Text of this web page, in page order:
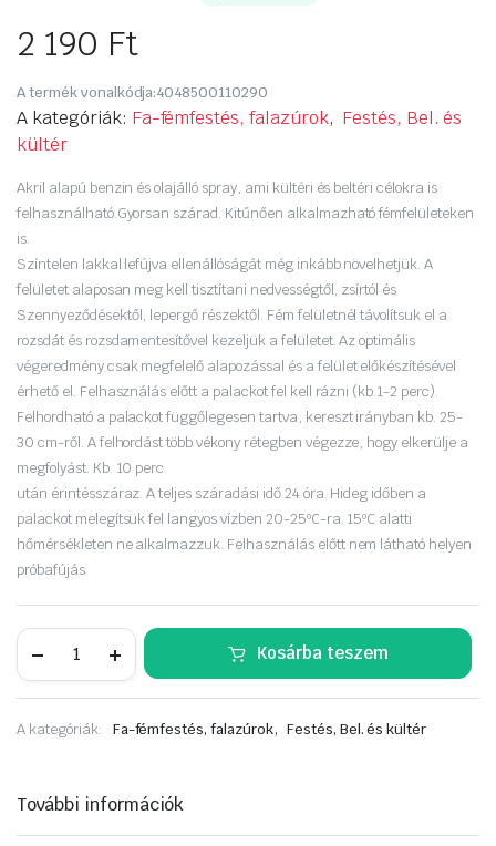
2 190 Ft
A termék vonalkódja:4048500110290
A kategóriák: Fa-fémfestés, falazúrok, Festés, Bel. és
kültér
Akril alapú benzin és olajálló spray, ami kültéri és beltéri célokra is
felhasználható.Gyorsan szárad. Kitűnően alkalmazható fémfelületeken
is.
Színtelen lakkal lefújva ellenállóságát még inkább növelhetjük. A
felületet alaposan meg kell tisztítani nedvességtől, zsírtól és
Szennyeződésektől, lepergő részektől. Fém felületnél távolítsuk el a
rozsdát és rozsdamentesítővel kezeljük a felületet. Az optimális
végeredmény csak megfelelő alapozással és a felület előkészítésével
érhető el. Felhasználás előtt a palackot fel kell rázni (kb.1-2 perc).
Felhordható a palackot függőlegesen tartva, kereszt irányban kb. 25-
30 cm-ről. A felhordást több vékony rétegben végezze, hogy elkerülje a
megfolyást. Kb. 10 perc
után érintésszáraz. A teljes száradási idő 24 óra. Hideg időben a
palackot melegítsük fel langyos vízben 20-25ºC-ra. 15ºC alatti
hőmérsékleten ne alkalmazzuk. Felhasználás előtt nem látható helyen
próbafújás
Color
nevén:
WELL)
8017
Kosárba teszem
A kategóriák: Fa-fémfestés, falazúrok, Festés, Bel. és kültér
További információk